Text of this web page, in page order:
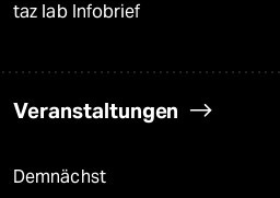
taz lab Infobrief
Veranstaltungen
Demnächst